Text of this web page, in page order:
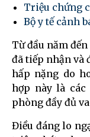
Triệu chứng
Bộ y tế cảnh
Từ đầu năm
đã tiếp nhận và
hấp nặng do
hợp này là
phòng đầy đủ
Điều đáng lo